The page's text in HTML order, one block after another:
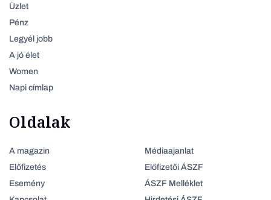
Üzlet
Pénz
Legyél jobb
A jó élet
Women
Napi címlap
Oldalak
A magazin
Előfizetés
Esemény
Médiaajanlat
Előfizetői ÁSZF
ÁSZF Melléklet